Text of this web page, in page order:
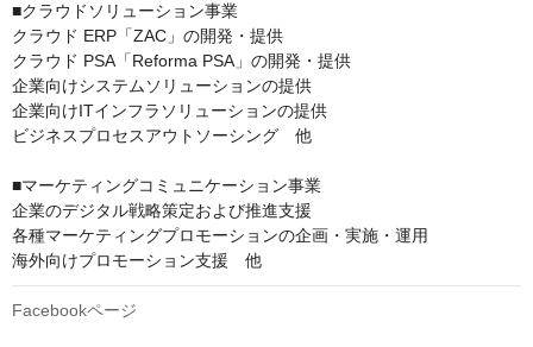
■クラウドソリューション事業
クラウド ERP「ZAC」の開発・提供
クラウド PSA「Reforma PSA」の開発・提供
企業向けシステムソリューションの提供
企業向けITインフラソリューションの提供
ビジネスプロセスアウトソーシング　他
■マーケティングコミュニケーション事業
企業のデジタル戦略策定および推進支援
各種マーケティングプロモーションの企画・実施・運用
海外向けプロモーション支援　他
Facebookページ